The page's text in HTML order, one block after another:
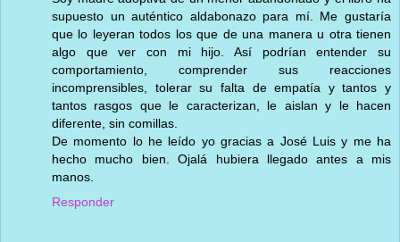
supuesto un auténtico aldabonazo para mí. Me gustaría
que lo leyeran todos los que de una manera u otra tienen
algo que ver con mi hijo. Así podrían entender su
comportamiento, comprender sus reacciones
incomprensibles, tolerar su falta de empatía y tantos y
tantos rasgos que le caracterizan, le aislan y le hacen
diferente, sin comillas.
De momento lo he leído yo gracias a José Luis y me ha
hecho mucho bien. Ojalá hubiera llegado antes a mis
manos.
Responder